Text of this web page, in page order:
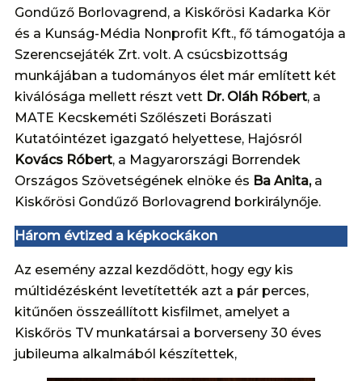
Gondűző Borlovagrend, a Kiskőrösi Kadarka Kör
és a Kunság-Média Nonprofit Kft., fő támogatója a
Szerencsejáték Zrt. volt. A csúcsbizottság
munkájában a tudományos élet már említett két
kiválósága mellett részt vett Dr. Oláh Róbert, a
MATE Kecskeméti Szőlészeti Borászati
Kutatóintézet igazgató helyettese, Hajósról
Kovács Róbert, a Magyarországi Borrendek
Országos Szövetségének elnöke és Ba Anita,a
Kiskőrösi Gondűző Borlovagrend borkirálynője.
Három évtized a képkockákon
Az esemény azzal kezdődött, hogy egy kis
múltidézésként levetítették azt a pár perces,
kitűnően összeállított kisfilmet, amelyet a
Kiskőrös TV munkatársai a borverseny 30 éves
jubileuma alkalmából készítettek,